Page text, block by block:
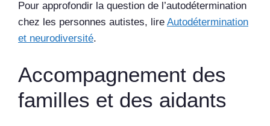
Pour approfondir la question de l’autodétermination
chez les personnes autistes, lire Autodétermination
et neurodiversité.
Accompagnement des
familles et des aidants